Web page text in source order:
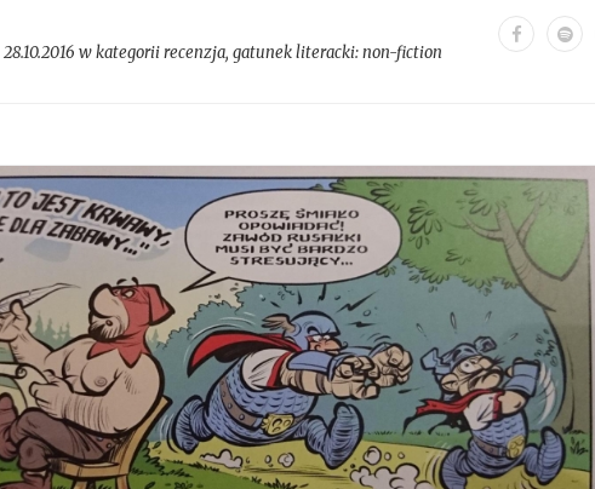
28.10.2016 w kategoriirecenzja, gatunek literacki:non-fiction